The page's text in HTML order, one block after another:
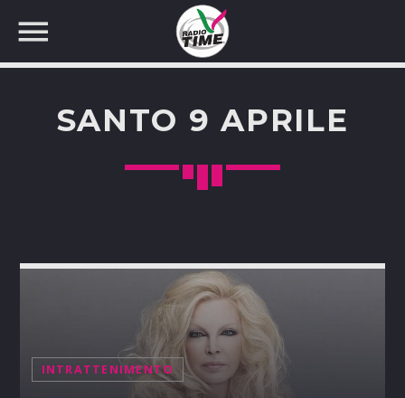
SANTO 9 APRILE
INTRATTENIMENTO